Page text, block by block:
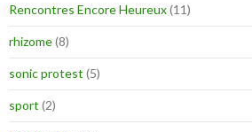
Rencontres Encore Heureux(11)
rhizome(8)
sonic protest (5)
sport (2)